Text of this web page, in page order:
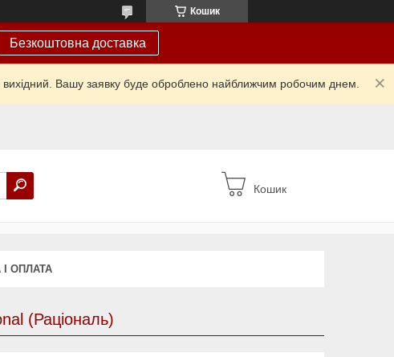
Кошик
Безкоштовна доставка
вихідний. Вашу заявку буде оброблено найближчим робочим днем.
Кошик
ОПЛАТА
(Раціональ)